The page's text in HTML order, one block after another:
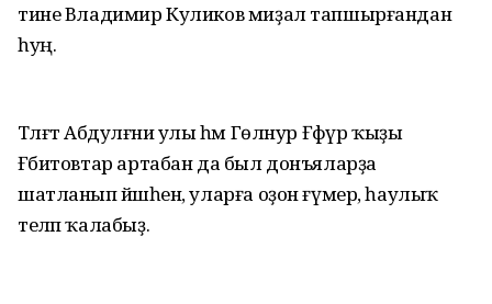
тине Владимир Куликов миҙал тапшырғандан
һуң.
Тәлғәт Абдулғәни улы һәм Гөлнур Ғәфүр ҡыҙы
Ғәбитовтар артабан да был донъяларҙа
шатланып йәшәһен, уларға оҙон ғүмер, һаулыҡ
теләп ҡалабыҙ.